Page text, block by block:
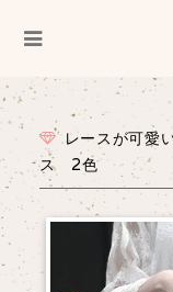
レースが可愛
ス 2色